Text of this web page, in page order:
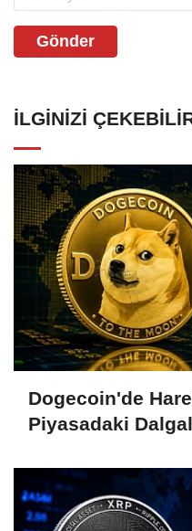
Gönder
İLGINIZI
Dogecoin'de
Piyasadaki